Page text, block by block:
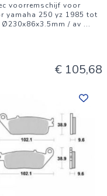
voorremschijf voor
yamaha 250 yz 1985 tot
Ø230x86x3.5mm / av ...
€ 105,68